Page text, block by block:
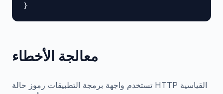
}
معالجة الأخطاء
تستخدم واجهة برمجة التطبيقات رموز حالة HTTP القياسية